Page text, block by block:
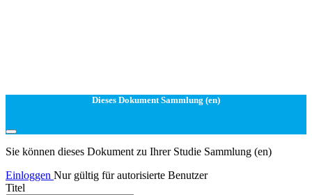
Dieses Dokument Sammlung (en)
Sie können dieses Dokument zu Ihrer Studie Sammlung (en)
Einloggen Nur gültig für autorisierte Benutzer
Titel